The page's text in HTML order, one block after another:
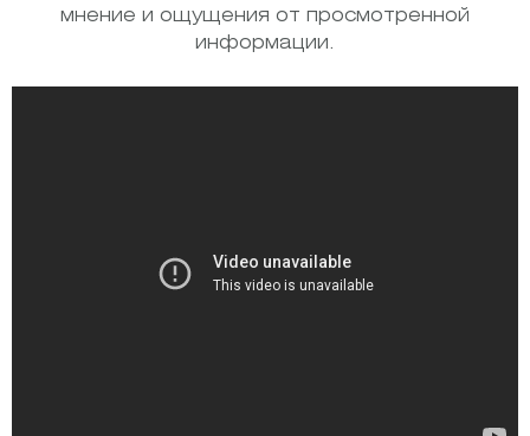
мнение и ощущения от просмотренной
информации.